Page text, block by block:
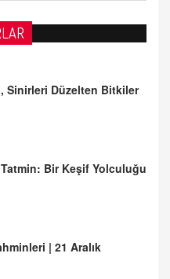
Bir Keşif Yolculuğu
| 21 Aralık
ile İlgili Bilinmesi